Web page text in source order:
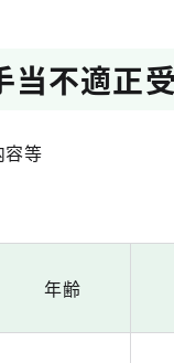
不適正
容等
年齢